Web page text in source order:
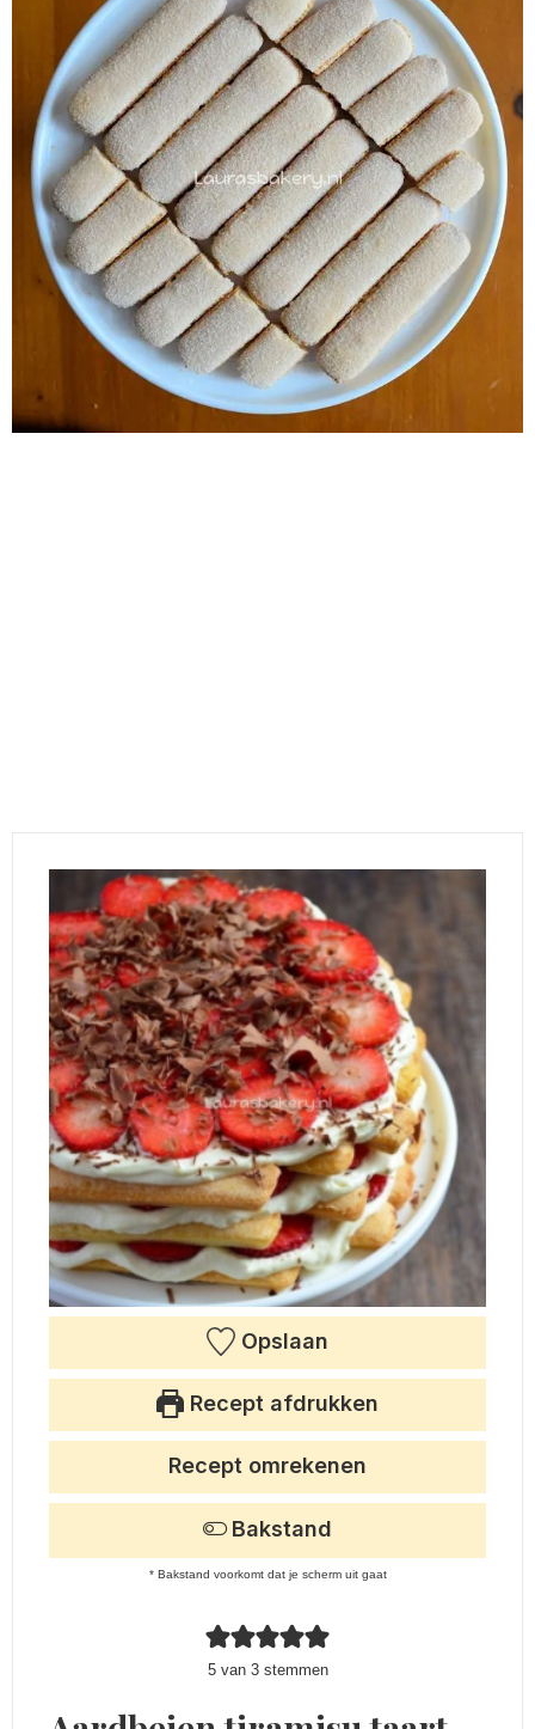
Opslaan
Recept afdrukken
5van 3stemmen
Recept omrekenen
Bakstand
* Bakstand voorkomt dat je scherm uit gaat